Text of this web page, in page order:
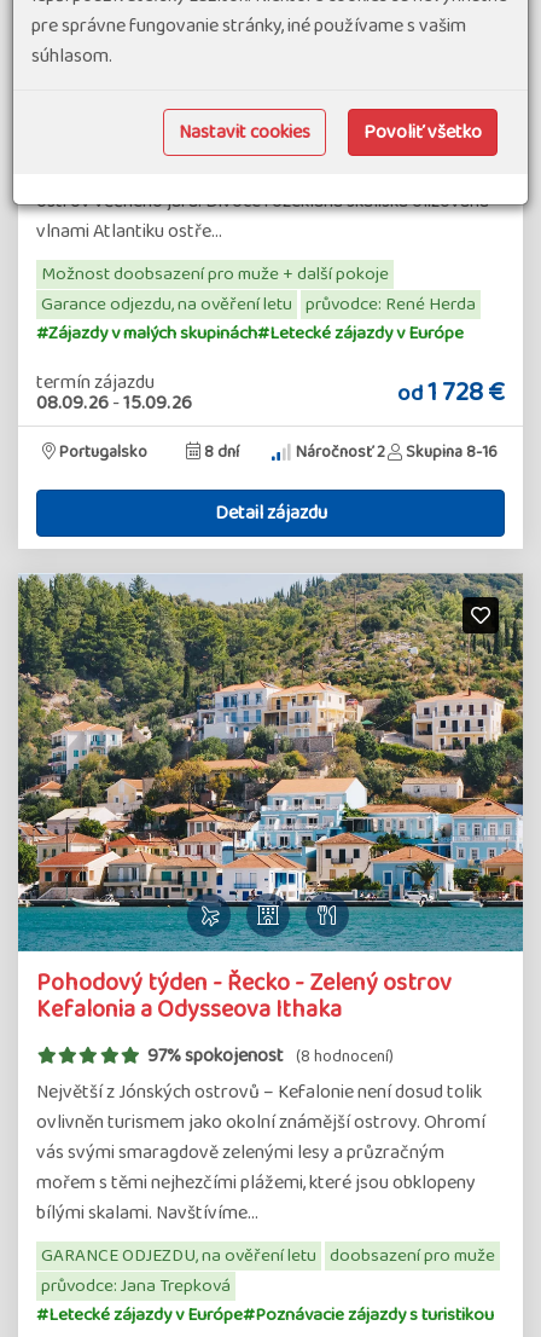
scenérie
Poznejte exotický ráj a alpské scenérie Madeiry v
pohodovém tempu Tisíce kilometrů od pevniny hluboko v
ostrov věčného jara. Divoce rozeklaná skaliska olizovaná
vlnami Atlantiku ostře…
Možnost doobsazení pro muže + další pokoje
Garance odjezdu, na ověření letu průvodce: René Herda
#Zájazdy v malých skupinách#Letecké zájazdy v Európe
termín zájazdu
08.09.26-15.09.26 od1 728 €
Portugalsko 8 dní Náročnosť 2 Skupina 8-16
Detail zájazdu
Pohodový týden - Řecko - Zelený ostrov
Kefalonia a Odysseova Ithaka
97% spokojenost (8 hodnocení)
Největší z Jónských ostrovů – Kefalonie není dosud tolik
ovlivněn turismem jako okolní známější ostrovy. Ohromí
vás svými smaragdově zelenými lesy a průzračným
mořem s těmi nejhezčími plážemi, které jsou obklopeny
bílými skalami. Navštívíme…
GARANCE ODJEZDU, na ověření letu doobsazení pro muže
průvodce: Jana Trepková
#Letecké zájazdy v Európe#Poznávacie zájazdy s turistikou
pre správne fungovanie stránky, iné používame s vašim
súhlasom.
Nastavit cookies Povoliť všetko